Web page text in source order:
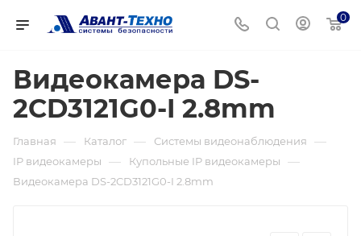
0
Видеокамера DS-
2CD3121G0-I 2.8mm
Главная — Каталог — Системы видеонаблюдения —
IP видеокамеры — Купольные IP видеокамеры —
Видеокамера DS-2CD3121G0-I 2.8mm